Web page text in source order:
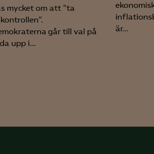
Insight
Ads
mycket om att ”ta
går till val på
upp i...
är...